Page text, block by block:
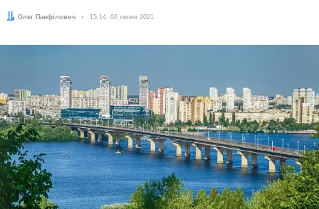
Автор:
Олег Панфілович Дата:
15:14, 02 липня 2021